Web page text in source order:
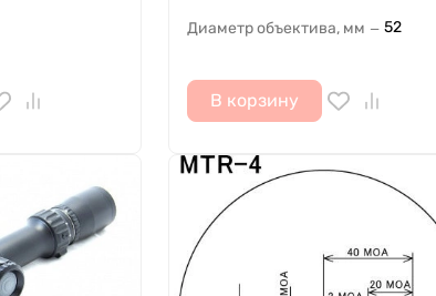
Диаметр объектива, мм — 52
В корзину